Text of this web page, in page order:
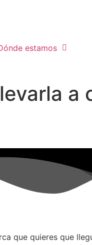
estamos
a
que quieres que